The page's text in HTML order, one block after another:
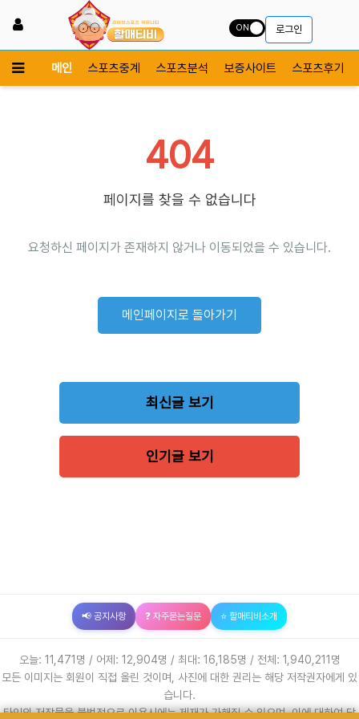
ON 로그인
메인 스포츠중계 스포츠분석 보증사이트 스포츠후기
404
페이지를 찾을 수 없습니다
요청하신 페이지가 존재하지 않거나 이동되었을 수 있습니다.
메인페이지로 돌아가기
최신글 보기
인기글 보기
📢 공지사항 ❓ 자주묻는질문 ⭐ 할매티비소개
오늘: 11,471명 / 어제: 12,904명 / 최대: 16,185명 / 전체: 1,940,211명
모든 이미지는 회원이 직접 올린 것이며, 사진에 대한 권리는 해당 저작권자에게 있
습니다.
타인의 저작물을 불법적으로 이용시에는 제재가 가해질 수 있으며, 이에 대하여 당